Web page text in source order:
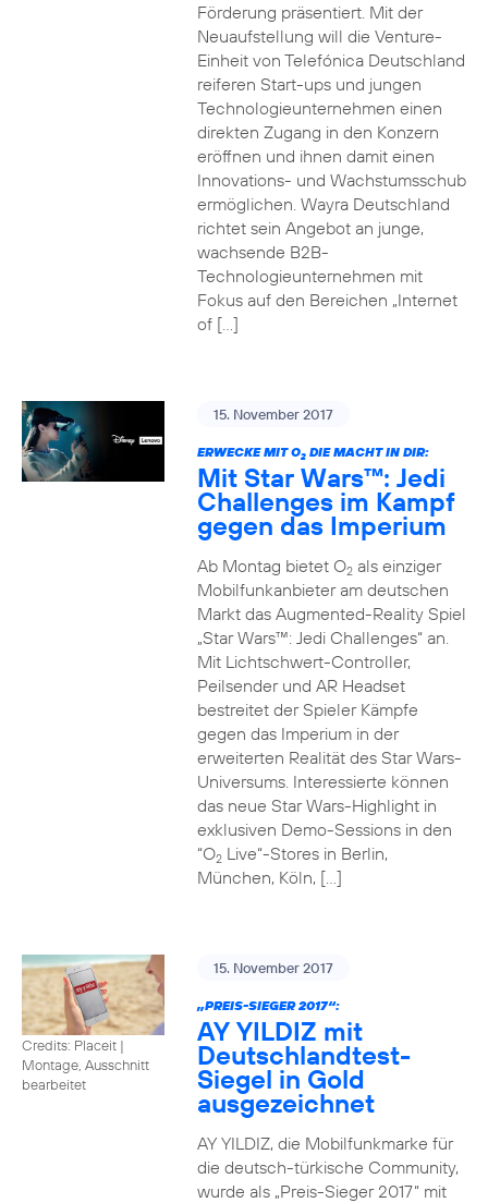
Förderung präsentiert. Mit der
Neuaufstellung will die Venture-
Einheit von Telefónica Deutschland
reiferen Start-ups und jungen
Technologieunternehmen einen
direkten Zugang in den Konzern
eröffnen und ihnen damit einen
Innovations- und Wachstumsschub
ermöglichen. Wayra Deutschland
richtet sein Angebot an junge,
wachsende B2B-
Technologieunternehmen mit
Fokus auf den Bereichen „Internet
of […]
15. November 2017
ERWECKE MIT O2DIE MACHT IN DIR:
Mit Star Wars™: Jedi
Challenges im Kampf
gegen das Imperium
Ab Montag bietet O2als einziger
Mobilfunkanbieter am deutschen
Markt das Augmented-Reality Spiel
„Star Wars™: Jedi Challenges“ an.
Mit Lichtschwert-Controller,
Peilsender und AR Headset
bestreitet der Spieler Kämpfe
gegen das Imperium in der
erweiterten Realität des Star Wars-
Universums. Interessierte können
das neue Star Wars-Highlight in
exklusiven Demo-Sessions in den
“O2Live“-Stores in Berlin,
München, Köln, […]
Credits: Placeit |
Montage, Ausschnitt
bearbeitet
15. November 2017
„PREIS-SIEGER 2017“:
AY YILDIZ mit
Deutschlandtest-
Siegel in Gold
ausgezeichnet
AY YILDIZ, die Mobilfunkmarke für
die deutsch-türkische Community,
wurde als „Preis-Sieger 2017“ mit